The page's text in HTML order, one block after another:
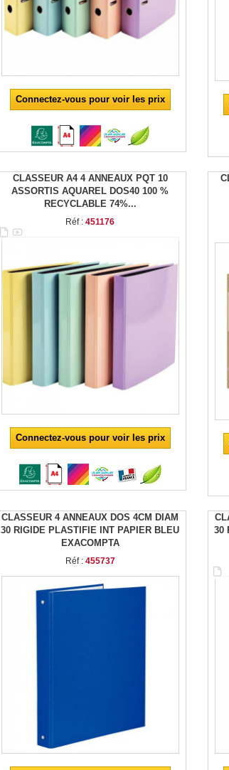
Connectez-vous pour voir les prix
CLASSEUR A4 4 ANNEAUX PQT 10
ASSORTIS AQUAREL DOS40 100 %
RECYCLABLE 74%...
Réf :451176
Connectez-vous pour voir les prix
CLASSEUR 4 ANNEAUX DOS 4CM DIAM
30 RIGIDE PLASTIFIE INT PAPIER BLEU
EXACOMPTA
Réf : 455737
30